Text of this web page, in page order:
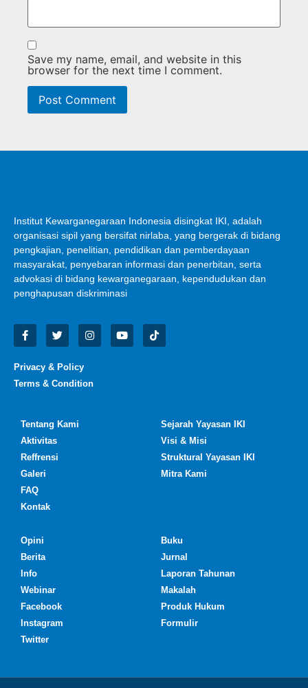
Save my name, email, and website in this
browser for the next time I comment.
Institut Kewarganegaraan Indonesia disingkat IKI, adalah
organisasi sipil yang bersifat nirlaba, yang bergerak di bidang
pengkajian, penelitian, pendidikan dan pemberdayaan
masyarakat, penyebaran informasi dan penerbitan, serta
advokasi di bidang kewarganegaraan, kependudukan dan
penghapusan diskriminasi
Privacy & Policy
Terms & Condition
Tentang Kami
Aktivitas
Reffrensi
Galeri
FAQ
Kontak
Sejarah Yayasan IKI
Visi & Misi
Struktural Yayasan IKI
Mitra Kami
Opini
Berita
Info
Webinar
Facebook
Instagram
Twitter
Buku
Jurnal
Laporan Tahunan
Makalah
Produk Hukum
Formulir